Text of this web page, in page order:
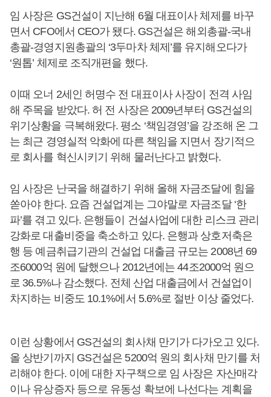
임 사장은 GS건설이 지난해 6월 대표이사 체제를 바꾸
면서 CFO에서 CEO가 됐다. GS건설은 해외총괄-국내
총괄-경영지원총괄의 ‘3두마차 체제’를 유지해오다가
‘원톱’ 체제로 조직개편을 했다.
이때 오너 2세인 허명수 전 대표이사 사장이 전격 사임
해 주목을 받았다. 허 전 사장은 2009년부터 GS건설의
위기상황을 극복해왔다. 평소 ‘책임경영’을 강조해 온 그
는 최근 경영실적 악화에 따른 책임을 지면서 장기적으
로 회사를 혁신시키기 위해 물러난다고 밝혔다.
임 사장은 난국을 해결하기 위해 올해 자금조달에 힘을
쏟아야 한다. 요즘 건설업계는 그야말로 자금조달 ‘한
파’를 겪고 있다. 은행들이 건설사업에 대한 리스크 관리
강화로 대출비중을 축소하고 있다. 은행과 상호저축은
행 등 예금취급기관의 건설업 대출금 규모는 2008년 69
조6000억 원에 달했으나 2012년에는 44조2000억 원으
로 36.5%나 감소했다. 전체 산업 대출금에서 건설업이
차지하는 비중도 10.1%에서 5.6%로 절반 이상 줄었다.
이런 상황에서 GS건설의 회사채 만기가 다가오고 있다.
올 상반기까지 GS건설은 5200억 원의 회사채 만기를 처
리해야 한다. 이에 대한 자구책으로 임 사장은 자산매각
이나 유상증자 등으로 유동성 확보에 나선다는 계획을